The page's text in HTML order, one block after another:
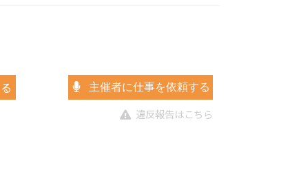
主催者に仕事を依頼する
違反報告はこちら